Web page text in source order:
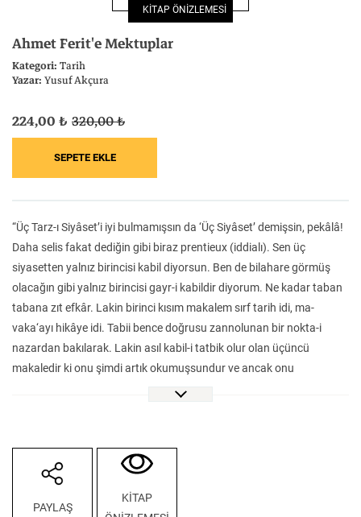
Felsefe Kesişimler
İnsan ve Toplum
Klasik Bilim
KİTAP ÖNİZLEMESİ
Ahmet Ferit'e Mektuplar
Kategori:Tarih
Yazar:Yusuf Akçura
“Üç Tarz-ı Siyâset’i iyi bulmamışsın da ‘Üç Siyâset’ demişsin, pekâlâ!
Daha selis fakat dediğin gibi biraz prentieux (iddialı). Sen üç
siyasetten yalnız birincisi kabil diyorsun. Ben de bilahare görmüş
olacağın gibi yalnız birincisi gayr-i kabildir diyorum. Ne kadar taban
tabana zıt efkâr. Lakin birinci kısım makalem sırf tarih idi, ma-
vaka‘ayı hikâye idi. Tabii bence doğrusu zannolunan bir nokta-i
nazardan bakılarak. Lakin asıl kabil-i tatbik olur olan üçüncü
makaledir ki onu şimdi artık okumuşsundur ve ancak onu
okuduktan sonra öyle bahsedebileceğiz, şimdilik kesiyorum. Eğer
Şûrâ-yı Ümmet!” [25 Mart 1904]
Türk düşünce tarihinin önemli isimlerinden Yusuf Akçura ile Türkiye
Cumhuriyeti’nin ilk İçişleri Bakanı Ahmet Ferit Tek, Kuleli Askeri
Lisesi’nde başlayan samimiyetlerini, Akçura’nın vefatına dek
224,00 ₺ 320,00 ₺
PAYLAŞ
KİTAP